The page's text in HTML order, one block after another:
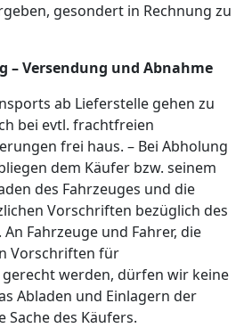
gesondert in Rechnung zu
– Versendung und Abnahme
ab Lieferstelle gehen zu
bei evtl. frachtfreien
frei haus. – Bei Abholung
dem Käufer bzw. seinem
des Fahrzeuges und die
Vorschriften bezüglich des
Fahrzeuge und Fahrer, die
Vorschriften für
werden, dürfen wir keine
Abladen und Einlagern der
Sache des Käufers.